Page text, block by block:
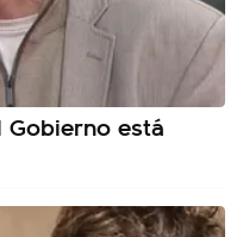
Gobierno está